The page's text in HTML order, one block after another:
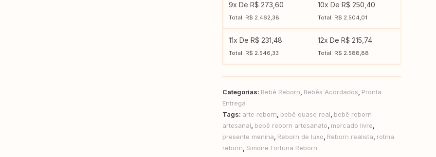
9x De R$ 273,60
Total: R$ 2.462,38
10x De R$ 250,40
Total: R$ 2.504,01
11x De R$ 231,48
Total: R$ 2.546,33
12x De R$ 215,74
Total: R$ 2.588,88
Categorias: Bebê Reborn Bebês Acordados Pronta
Entrega
Tags: arte reborn bebê quase real bebê reborn
artesanal bebê reborn artesanato mercado livre
presente menina Reborn de luxo Reborn realista rotina
reborn Simone Fortuna Reborn